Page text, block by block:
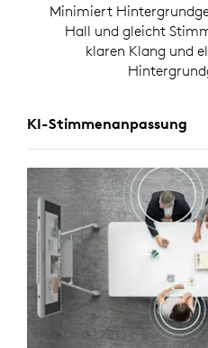
Minimiert
Hall und gleicht
klaren Klang und
KI-Stimmenanpassung